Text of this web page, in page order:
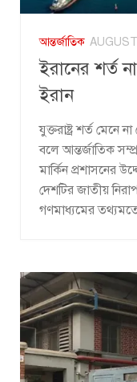
আন্তর্জাতিক
ইরানের শর্ত
ইরান
যুক্তরাষ্ট্র শর্ত মেনে
বলে আন্তর্জাতিক
মার্কিন প্রশাসনের
দেশটির জাতীয়
গণমাধ্যমের